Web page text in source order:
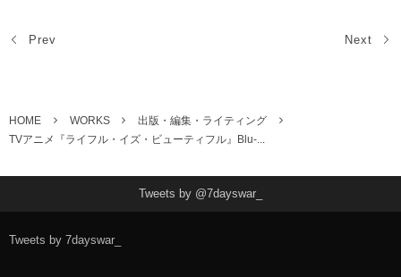
Prev Next
HOME WORKS
出版・編集・ライティング
TVアニメ『ライフル・イズ・ビューティフル』Blu-...
Tweets by @7dayswar_
Tweets by 7dayswar_